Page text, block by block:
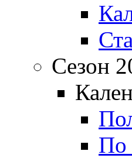
Сезон
По